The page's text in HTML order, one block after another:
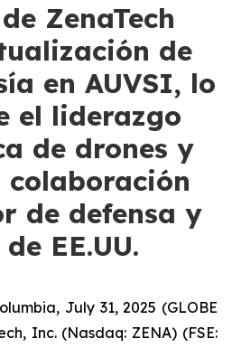
ZenaTech
de
en AUVSI, lo
el liderazgo
de drones y
de defensa y
EE.UU.
July 31, 2025 (GLOBE
Inc. (Nasdaq: ZENA) (FSE: